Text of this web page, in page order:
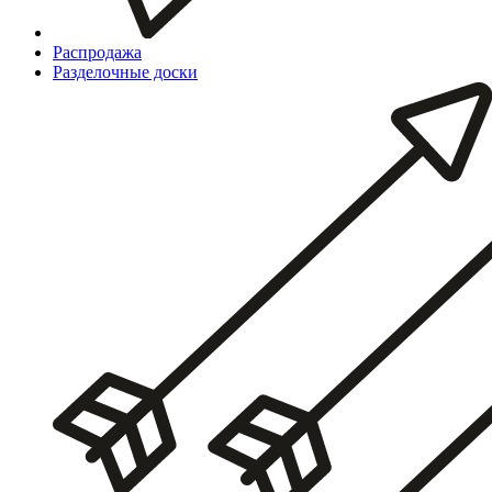
Распродажа
Разделочные доски